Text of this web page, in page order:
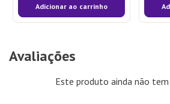
Adicionar ao carrinho
Avaliações
Este produto ainda não